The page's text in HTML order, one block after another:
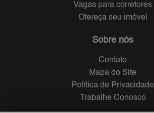
Vagas para corretores
Ofereça seu imóvel
Sobre nós
Contato
Mapa do Site
Política de Privacidade
Trabalhe Conosco